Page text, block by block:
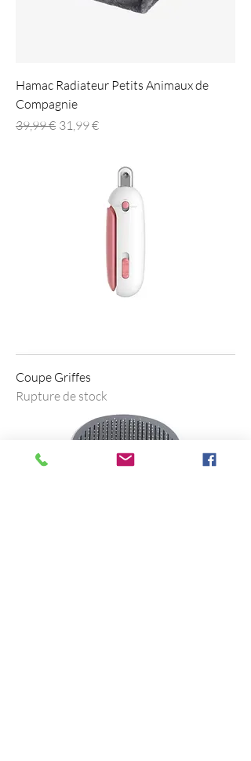
Hamac Radiateur Petits Animaux de
Compagnie
Prix original
39,99 € Prix promotionnel
31,99 €
Coupe Griffes
Rupture de stock